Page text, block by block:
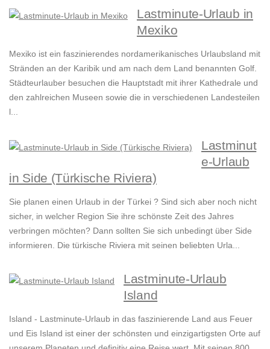
Lastminute-Urlaub in
Mexiko
Mexiko ist ein faszinierendes nordamerikanisches Urlaubsland mit
Stränden an der Karibik und am nach dem Land benannten Golf.
Städteurlauber besuchen die Hauptstadt mit ihrer Kathedrale und
den zahlreichen Museen sowie die in verschiedenen Landesteilen
l...
Lastminut
e-Urlaub
in Side (Türkische Riviera)
Sie planen einen Urlaub in der Türkei ? Sind sich aber noch nicht
sicher, in welcher Region Sie ihre schönste Zeit des Jahres
verbringen möchten? Dann sollten Sie sich unbedingt über Side
informieren. Die türkische Riviera mit seinen beliebten Urla...
Lastminute-Urlaub
Island
Island - Lastminute-Urlaub in das faszinierende Land aus Feuer
und Eis Island ist einer der schönsten und einzigartigsten Orte auf